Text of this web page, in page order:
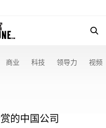
商业 科技 领导力 视频
的中国公司